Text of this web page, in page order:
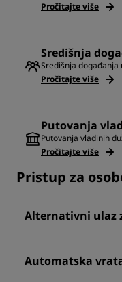
Pročitajte više
Središnja
Središnja događanja
Pročitajte više
Putovanja
Putovanja vladinih
Pročitajte više
Pristup za
Alternativni ulaz
Automatska